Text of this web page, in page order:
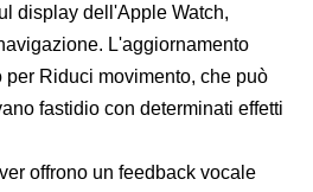
display dell'Apple Watch,
L'aggiornamento
Riduci movimento, che può
fastidio con determinati effetti
offrono un feedback vocale